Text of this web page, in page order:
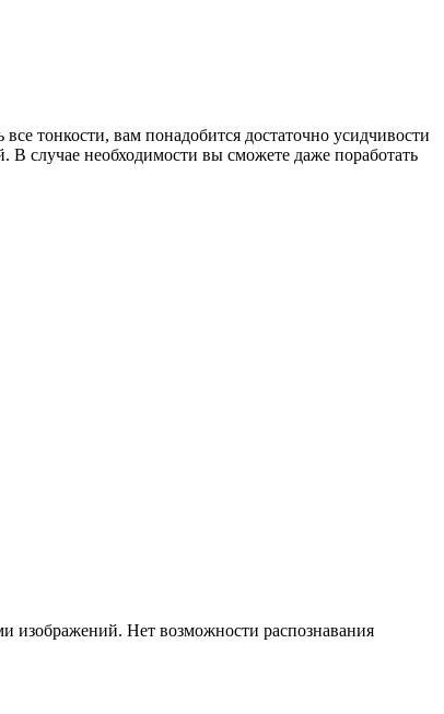
тонкости, вам понадобится достаточно усидчивости
случае необходимости вы сможете даже поработать
изображений. Нет возможности распознавания